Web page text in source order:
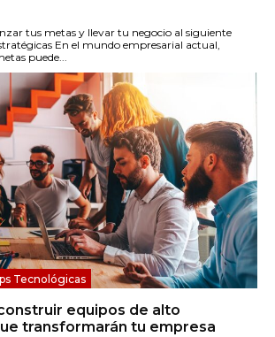
tus metas y llevar tu negocio al siguiente
En el mundo empresarial actual,
puede...
Tecnológicas
equipos de alto
transformarán tu empresa